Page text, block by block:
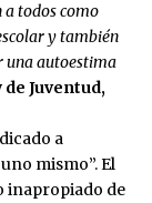
a todos como
y también
una autoestima
Juventud,
a
mismo”. El
inapropiado de